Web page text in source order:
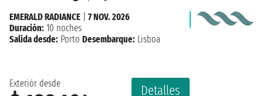
Exteriór desde
Detalles
EMERALD RADIANCE
7 NOV. 2026
Duración: 10 noches
Salida desde: Porto Desembarque: Lisboa